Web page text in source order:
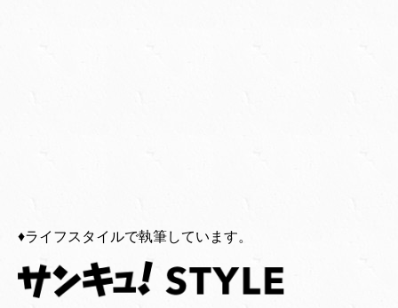
♦︎ライフスタイルで執筆しています。